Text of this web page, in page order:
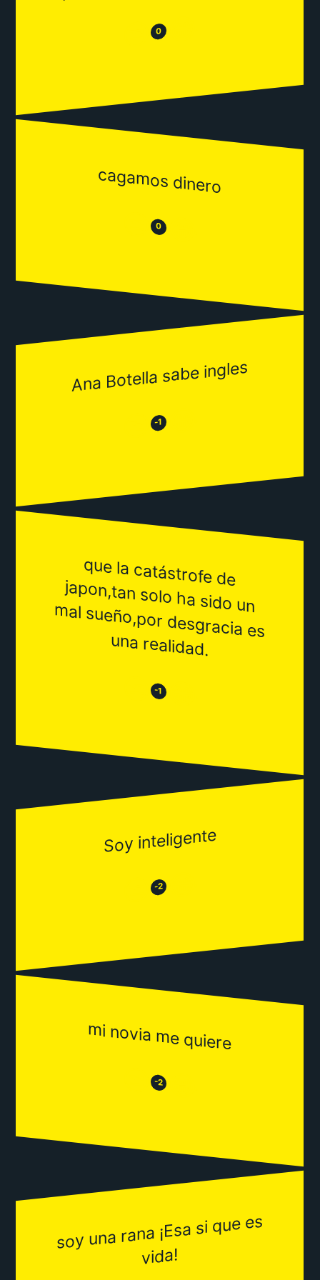
😒 0 😂
cagamos dinero
😒 0 😂
Ana Botella sabe ingles
😒 -1 😂
que la catástrofe de
japon,tan solo ha sido un
m
al sueño,por desgracia es
una realidad.
😒 -1 😂
Soy inteligente
😒 -2 😂
mi novia me quiere
😒 -2 😂
soy una rana ¡Esa si que es
vida!